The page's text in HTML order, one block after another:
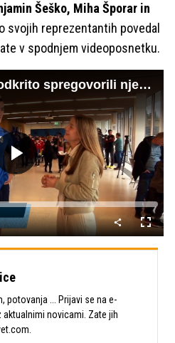
Šeško, Miha Šporar in
svojih reprezentantih povedal
v spodnjem videoposnetku.
O Matjažu Keku so odkrito spregovorili njegovi reprezentantje
Predvajaj
način
potovanja ... Prijavi se na e-
novicami. Zate jih